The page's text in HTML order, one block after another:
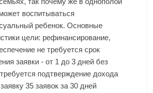
воспитываться
ребенок. Основные
цели: рефинансирование,
не требуется срок
заявки - от 1 до 3 дней без
подтверждение дохода
35 заявок за 30 дней